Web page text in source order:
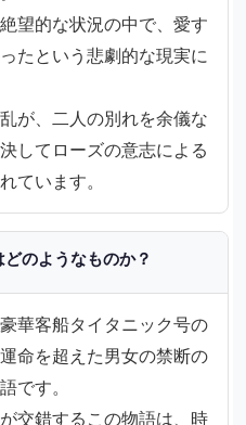
望的な状況の中で、愛す
たという悲劇的な現実に
が、二人の別れを余儀な
してローズの意志による
ています。
のようなものか？
華客船タイタニック号の
命を超えた男女の禁断の
です。
交錯するこの物語は、時